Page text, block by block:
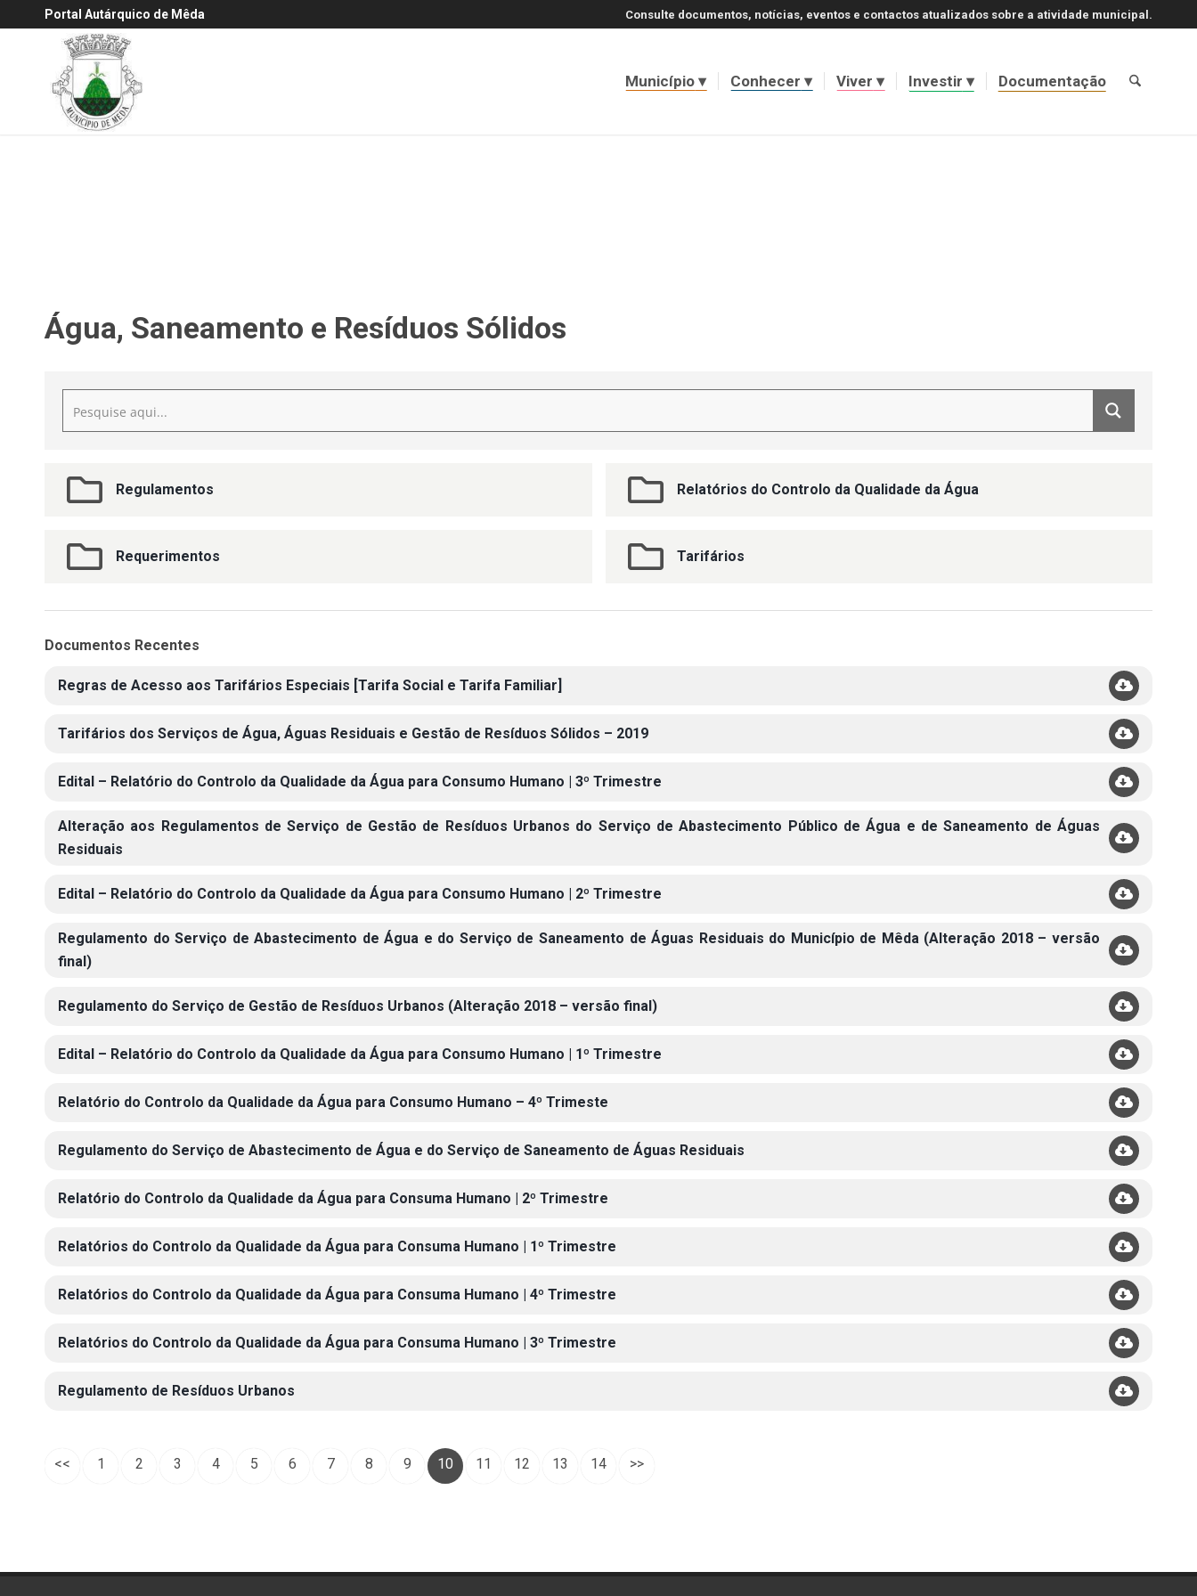
Portal Autárquico de Mêda Consulte documentos, notícias, eventos e contactos atualizados sobre a atividade municipal.
Município Conhecer Viver Investir Documentação
Água, Saneamento e Resíduos Sólidos
Regulamentos Relatórios do Controlo da Qualidade da Água
Requerimentos Tarifários
Documentos Recentes
Regras de Acesso aos Tarifários Especiais [Tarifa Social e Tarifa Familiar]
Tarifários dos Serviços de Água, Águas Residuais e Gestão de Resíduos Sólidos – 2019
Edital – Relatório do Controlo da Qualidade da Água para Consumo Humano | 3º Trimestre
Alteração aos Regulamentos de Serviço de Gestão de Resíduos Urbanos do Serviço de Abastecimento Público de Água e de Saneamento de Águas
Residuais
Edital – Relatório do Controlo da Qualidade da Água para Consumo Humano | 2º Trimestre
Regulamento do Serviço de Abastecimento de Água e do Serviço de Saneamento de Águas Residuais do Município de Mêda (Alteração 2018 – versão
final)
Regulamento do Serviço de Gestão de Resíduos Urbanos (Alteração 2018 – versão final)
Edital – Relatório do Controlo da Qualidade da Água para Consumo Humano | 1º Trimestre
Relatório do Controlo da Qualidade da Água para Consumo Humano – 4º Trimeste
Regulamento do Serviço de Abastecimento de Água e do Serviço de Saneamento de Águas Residuais
Relatório do Controlo da Qualidade da Água para Consuma Humano | 2º Trimestre
Relatórios do Controlo da Qualidade da Água para Consuma Humano | 1º Trimestre
Relatórios do Controlo da Qualidade da Água para Consuma Humano | 4º Trimestre
Relatórios do Controlo da Qualidade da Água para Consuma Humano | 3º Trimestre
Regulamento de Resíduos Urbanos
<< 1 2 3 4 5 6 7 8 9 10 11 12 13 14 >>